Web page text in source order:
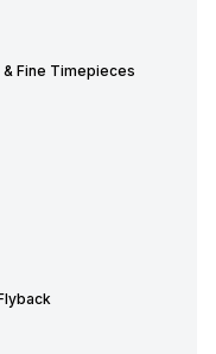
Fine Timepieces